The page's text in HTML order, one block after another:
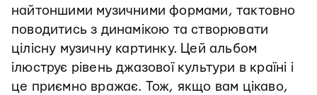
найтоншими музичними формами, тактовно
поводитись з динамікою та створювати
цілісну музичну картинку. Цей альбом
ілюструє рівень джазової культури в країні і
це приємно вражає. Тож, якщо вам цікаво,